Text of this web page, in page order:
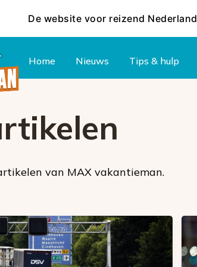
De website voor reizend Nederland
Home Nieuws Tips & hulp
van MAX vakantieman.